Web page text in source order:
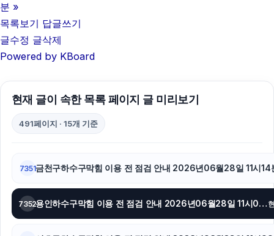
강남상간소송변호사
용인이혼변호사
분 »
목록보기 답글쓰기
글수정 글삭제
Powered by KBoard
현재 글이 속한 목록 페이지 글 미리보기
491페이지 · 15개 기준
7351금천구하수구막힘 이용 전 점검 안내 2026년06월28일 11시14
7352 용인하수구막힘 이용 전 점검 안내 2026년06월28일 11시07분